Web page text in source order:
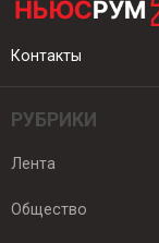
Контакты
РУБРИКИ
Лента
Общество